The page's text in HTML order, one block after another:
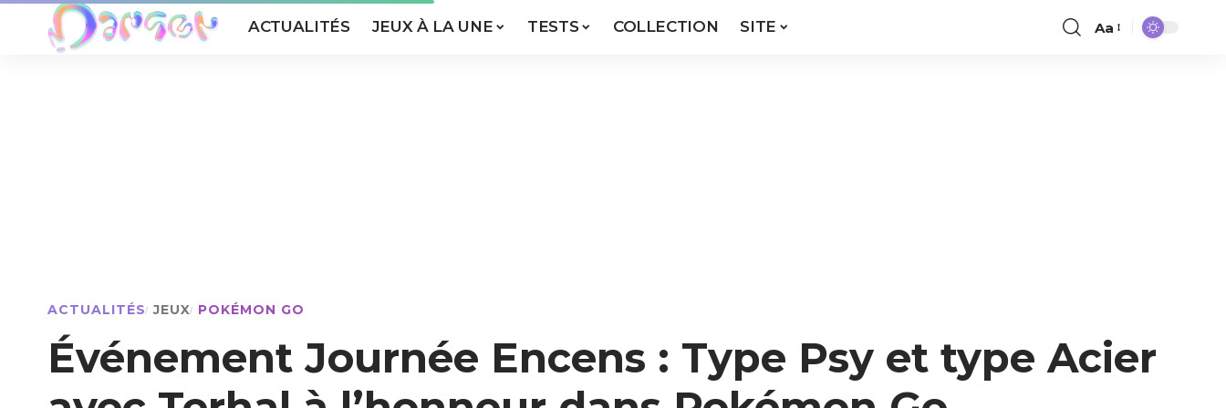
ACTUALITÉS JEUX À LA UNE TESTS COLLECTION SITE Aa
ACTUALITÉS JEUX POKÉMON GO
Événement Journée Encens : Type Psy et type Acier